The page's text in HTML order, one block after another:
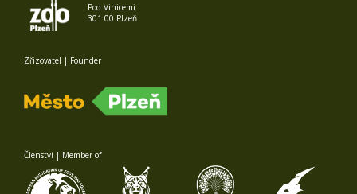
Pod Vinicemi
301 00 Plzeň
Zřizovatel | Founder
Členství | Member of